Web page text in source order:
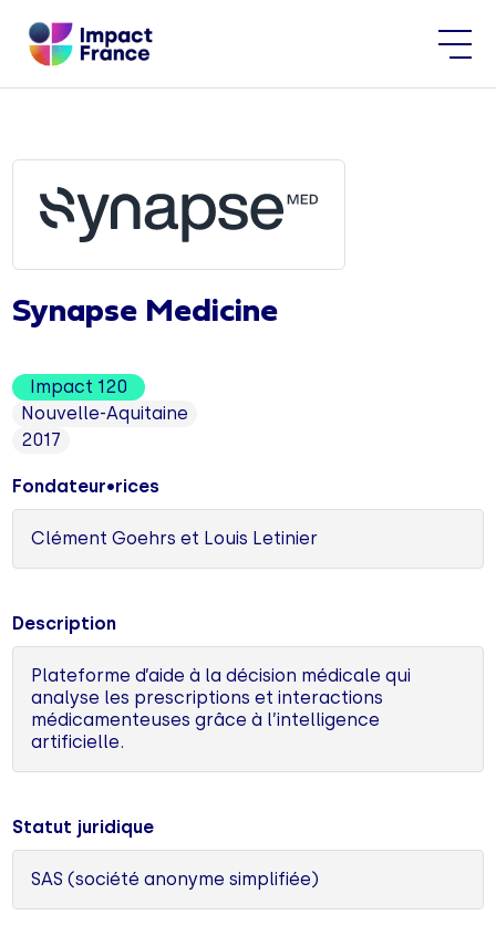
Synapse Medicine
Impact 120
Nouvelle-Aquitaine
2017
Fondateur•rices
Clément Goehrs et Louis Letinier
Description
Plateforme d’aide à la décision médicale qui
analyse les prescriptions et interactions
médicamenteuses grâce à l’intelligence
artificielle.
Statut juridique
SAS (société anonyme simplifiée)